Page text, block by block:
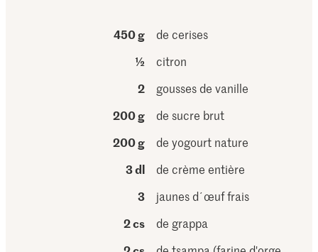
450 g
de cerises
½
citron
2
gousses de vanille
200 g
de sucre brut
200 g
de yogourt nature
3 dl
de crème entière
3
jaunes d´œuf frais
2 cs
de grappa